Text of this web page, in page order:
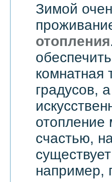
Зимой
отопления
комнатная
градусов,
счастью,
например,